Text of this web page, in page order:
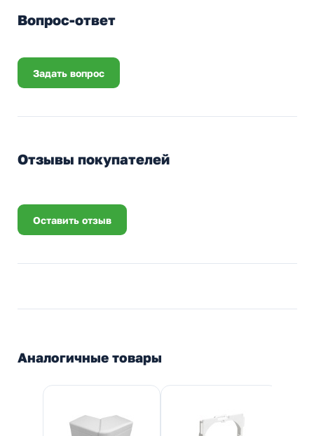
Вопрос-ответ
Задать вопрос
Отзывы покупателей
Оставить отзыв
Аналогичные товары